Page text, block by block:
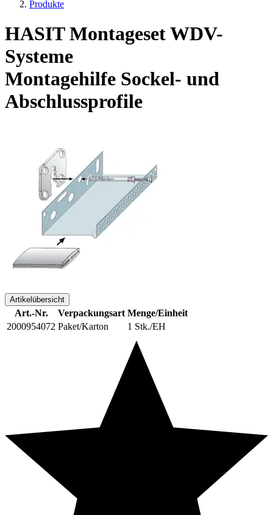
Produkte
HASIT Montageset WDV-
Systeme
Montagehilfe Sockel- und
Abschlussprofile
Artikelübersicht
Art.-Nr. Verpackungsart Menge/Einheit
2000954072 Paket/Karton 1 Stk./EH